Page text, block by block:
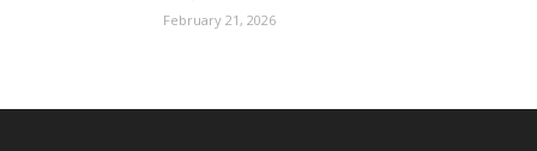
February 21, 2026